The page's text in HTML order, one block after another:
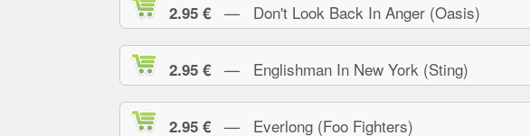
2.95 € — Don't Look Back In Anger (Oasis)
2.95 € — Englishman In New York (Sting)
2.95 € — Everlong (Foo Fighters)